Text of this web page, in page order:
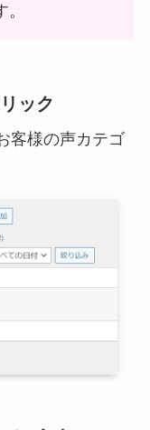
ック
客様の声カテゴ